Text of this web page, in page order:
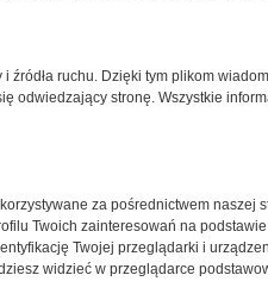
do przechowywania
Pliki cookies stosujemy
najwyższym poziomie,
do indywidualnych potrzeb.
źródła ruchu. Dzięki tym plikom
odwiedzający stronę. Wszystkie
za pośrednictwem naszej
Twoich zainteresowań na
Twojej przeglądarki i
widzieć w przeglądarce